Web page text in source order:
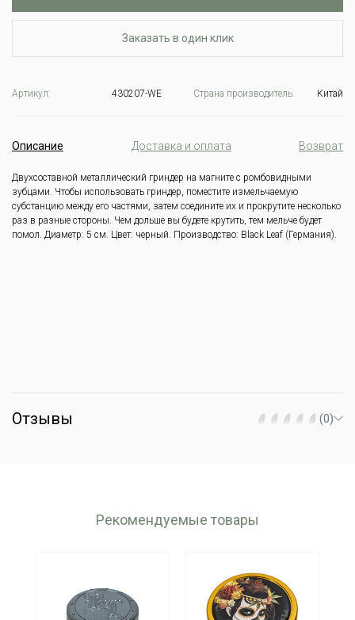
Заказать в один клик
Артикул: 430207-WE Страна производитель: Китай
Описание Доставка и оплата Возврат
Двухсоставной металлический гриндер на магните с ромбовидными
зубцами. Чтобы использовать гриндер, поместите измельчаемую
субстанцию между его частями, затем соедините их и прокрутите несколько
раз в разные стороны. Чем дольше вы будете крутить, тем мельче будет
помол. Диаметр: 5 см. Цвет: черный. Производство: Black Leaf (Германия).
Отзывы (0)
Рекомендуемые товары